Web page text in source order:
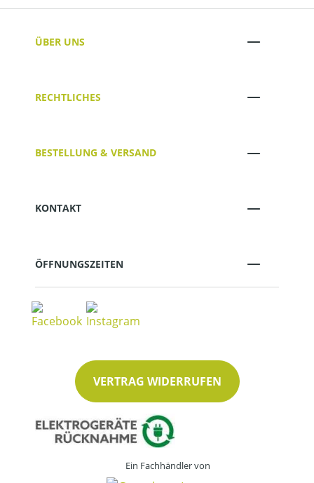
ÜBER UNS
RECHTLICHES
BESTELLUNG & VERSAND
KONTAKT
ÖFFNUNGSZEITEN
VERTRAG WIDERRUFEN
Ein Fachhändler von